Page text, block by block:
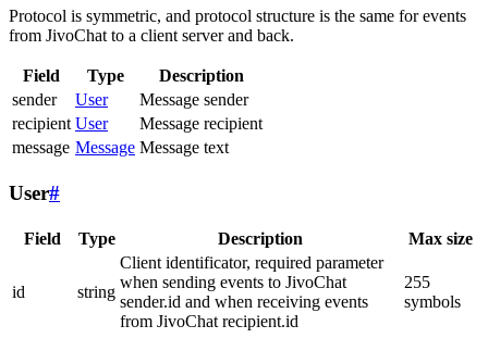
Protocol is symmetric, and protocol structure is the same for events
from JivoChat to a client server and back.
Field Type
Description
sender
User
Message sender
recipient User
Message recipient
message Message Message text
User#
Field Type Description Max size
id string
Client identificator, required parameter
when sending events to JivoChat
sender.id and when receiving events
from JivoChat recipient.id
255
symbols